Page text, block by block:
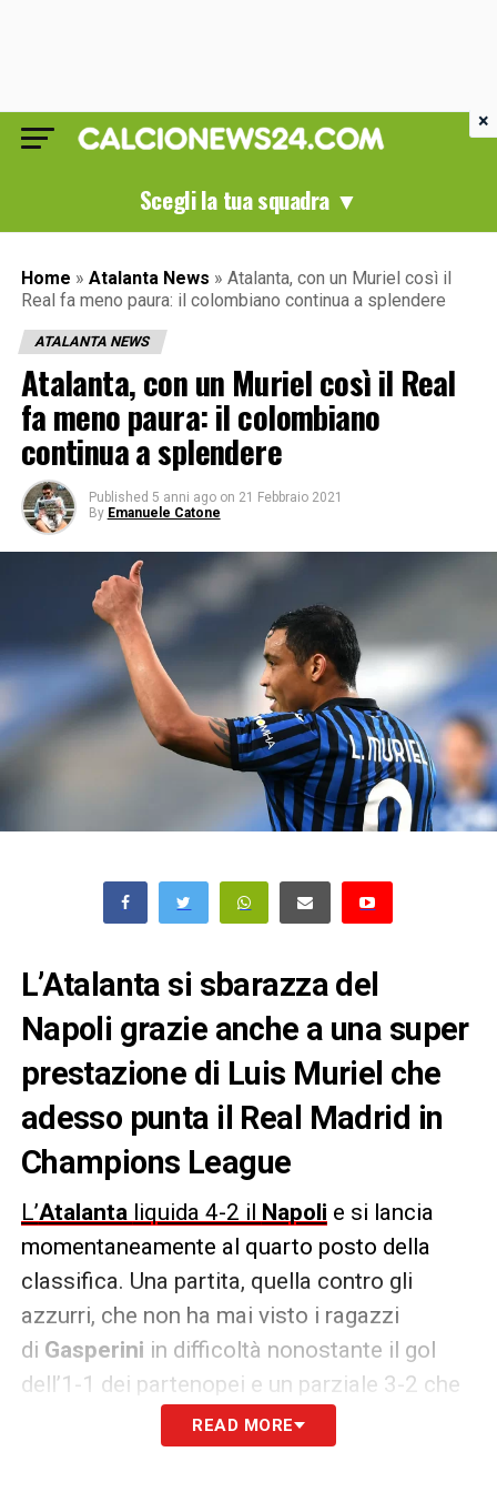
Scegli la tua squadra ▼
Home » Atalanta News » Atalanta, con un Muriel così il
Real fa meno paura: il colombiano continua a splendere
ATALANTA NEWS
Atalanta, con un Muriel così il Real
fa meno paura: il colombiano
continua a splendere
Published 5 anni ago on 21 Febbraio 2021
By Emanuele Catone
L’Atalanta si sbarazza del
Napoli grazie anche a una super
prestazione di Luis Muriel che
adesso punta il Real Madrid in
Champions League
L’Atalanta liquida 4-2 il Napoli e si lancia
momentaneamente al quarto posto della
classifica. Una partita, quella contro gli
azzurri, che non ha mai visto i ragazzi
di Gasperini in difficoltà nonostante il gol
dell’1-1 dei partenopei e un parziale 3-2 che
potevano mettere in pericolo il risultato. I
nerazzurri hanno gestito al meglio il risultato
READ MORE
×